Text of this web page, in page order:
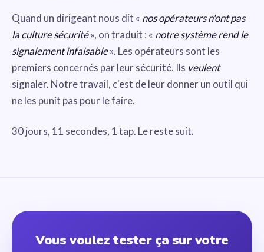
Quand un dirigeant nous dit « nos opérateurs n'ont pas
la culture sécurité», on traduit : « notre système rend le
signalement infaisable». Les opérateurs sont les
premiers concernés par leur sécurité. Ils veulent
signaler. Notre travail, c'est de leur donner un outil qui
ne les punit pas pour le faire.
30 jours, 11 secondes, 1 tap. Le reste suit.
Vous voulez tester ça sur votre